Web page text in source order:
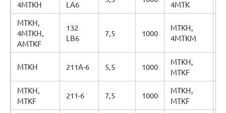
4МТКН
LA6
4МТК
МТКН,
4МТКН,
AMTKF
132
LB6
7,5 1000
МТКН,
4МТКМ
МТКН 211А-6 5,5 1000
МТКН,
MTKF
МТКН,
MTKF
211-6 7,5 1000
МТКН,
MTKF